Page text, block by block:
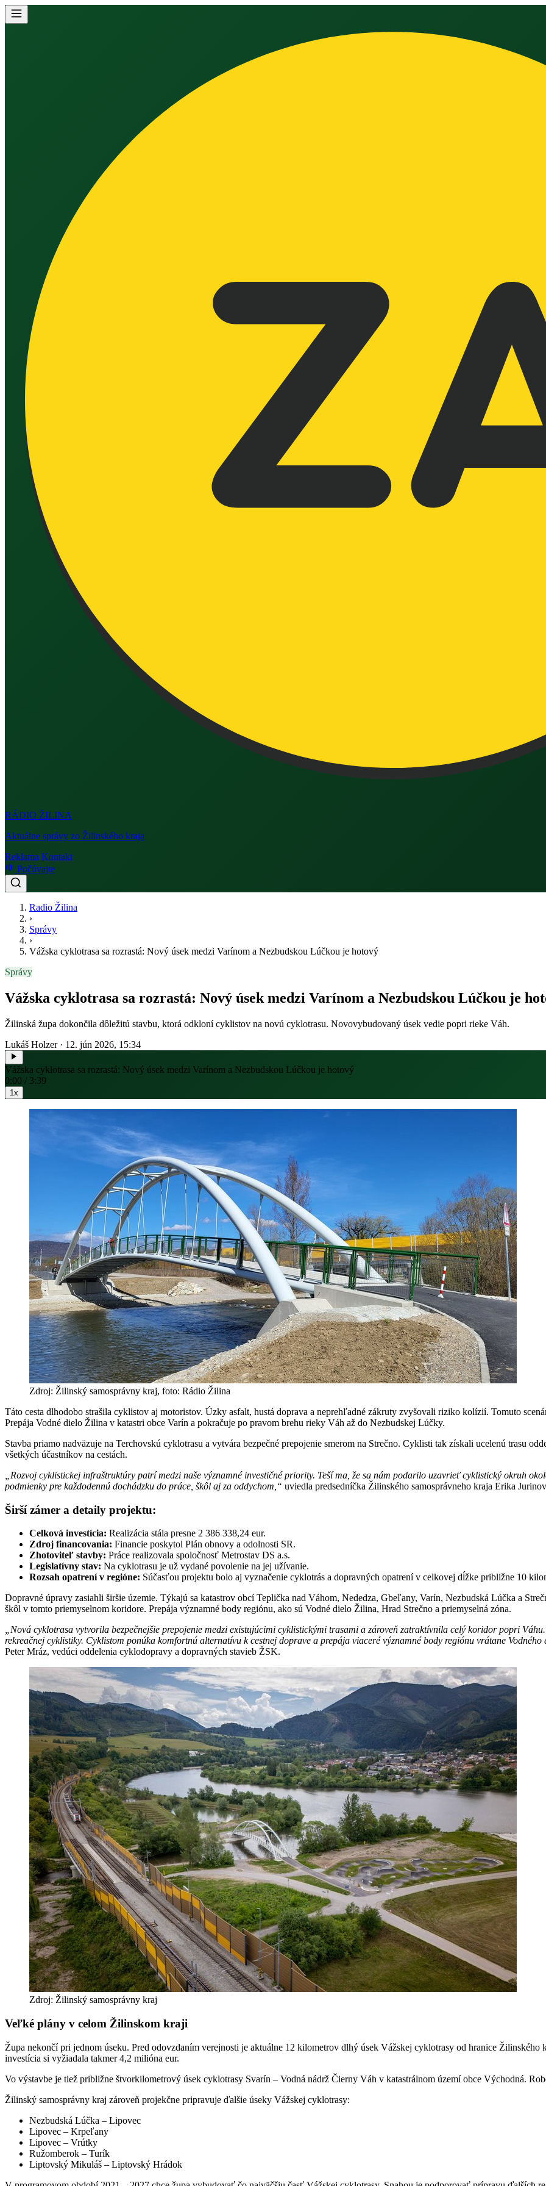
RÁDIO ŽILINA
Aktuálne správy zo Žilinského kraja
Reklama Kontakt
Počúvajte
Radio Žilina
›
Správy
›
Vážska cyklotrasa sa rozrastá: Nový úsek medzi Varínom a Nezbudskou Lúčkou je hotový
Správy
Vážska cyklotrasa sa rozrastá: Nový úsek medzi Varínom a Nezbudskou Lúčkou je
Žilinská župa dokončila dôležitú stavbu, ktorá odkloní cyklistov na novú cyklotrasu. Novovybudovaný úsek vedie popri rieke Váh.
Lukáš Holzer · 12. jún 2026, 15:34
Vážska cyklotrasa sa rozrastá: Nový úsek medzi Varínom a Nezbudskou Lúčkou je hotový
0:00 / 3:39
1x
Zdroj: Žilinský samosprávny kraj, foto: Rádio Žilina
Táto cesta dlhodobo strašila cyklistov aj motoristov. Úzky asfalt, hustá doprava a neprehľadné zákruty zvyšovali riziko kolízií. Tomuto
Prepája Vodné dielo Žilina v katastri obce Varín a pokračuje po pravom brehu rieky Váh až do Nezbudskej Lúčky.
Stavba priamo nadväzuje na Terchovskú cyklotrasu a vytvára bezpečné prepojenie smerom na Strečno. Cyklisti tak získali ucelenú trasu
všetkých účastníkov na cestách.
„Rozvoj cyklistickej infraštruktúry patrí medzi naše významné investičné priority. Teší ma, že sa nám podarilo uzavrieť cyklistický okruh
podmienky pre každodennú dochádzku do práce, škôl aj za oddychom,“ uviedla predsedníčka Žilinského samosprávneho kraja Erika
Širší zámer a detaily projektu:
Celková investícia: Realizácia stála presne 2 386 338,24 eur.
Zdroj financovania: Financie poskytol Plán obnovy a odolnosti SR.
Zhotoviteľ stavby: Práce realizovala spoločnosť Metrostav DS a.s.
Legislatívny stav: Na cyklotrasu je už vydané povolenie na jej užívanie.
Rozsah opatrení v regióne: Súčasťou projektu bolo aj vyznačenie cyklotrás a dopravných opatrení v celkovej dĺžke približne 10
Dopravné úpravy zasiahli širšie územie. Týkajú sa katastrov obcí Teplička nad Váhom, Nededza, Gbeľany, Varín, Nezbudská Lúčka a
škôl v tomto priemyselnom koridore. Prepája významné body regiónu, ako sú Vodné dielo Žilina, Hrad Strečno a priemyselná zóna.
„Nová cyklotrasa vytvorila bezpečnejšie prepojenie medzi existujúcimi cyklistickými trasami a zároveň zatraktívnila celý koridor popri
rekreačnej cyklistiky. Cyklistom ponúka komfortnú alternatívu k cestnej doprave a prepája viaceré významné body regiónu vrátane
Peter Mráz, vedúci oddelenia cyklodopravy a dopravných stavieb ŽSK.
Zdroj: Žilinský samosprávny kraj
Veľké plány v celom Žilinskom kraji
Župa nekončí pri jednom úseku. Pred odovzdaním verejnosti je aktuálne 12 kilometrov dlhý úsek Vážskej cyklotrasy od hranice
investícia si vyžiadala takmer 4,2 milióna eur.
Vo výstavbe je tiež približne štvorkilometrový úsek cyklotrasy Svarín – Vodná nádrž Čierny Váh v katastrálnom území obce Východná.
Žilinský samosprávny kraj zároveň projekčne pripravuje ďalšie úseky Vážskej cyklotrasy:
Nezbudská Lúčka – Lipovec
Lipovec – Krpeľany
Lipovec – Vrútky
Ružomberok – Turík
Liptovský Mikuláš – Liptovský Hrádok